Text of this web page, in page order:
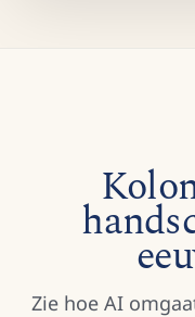
Zie hoe AI